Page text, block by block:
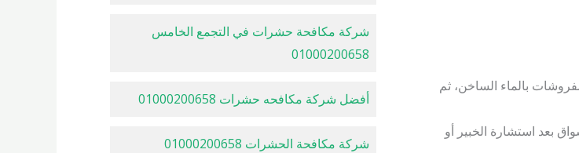
بالماء الساخن، ثم
بعد استشارة الخبير أو
شركة مكافحة حشرات في التجمع الخامس
01000200658
أفضل شركة مكافحه حشرات 01000200658
شركة مكافحة الحشرات 01000200658